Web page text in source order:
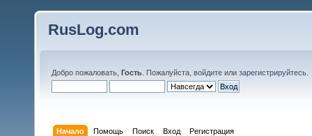
RusLog.com
Добро пожаловать, Гость . Пожалуйста, войдите или зарегистрируйтесь
Начало Помощь Поиск Вход Регистрация